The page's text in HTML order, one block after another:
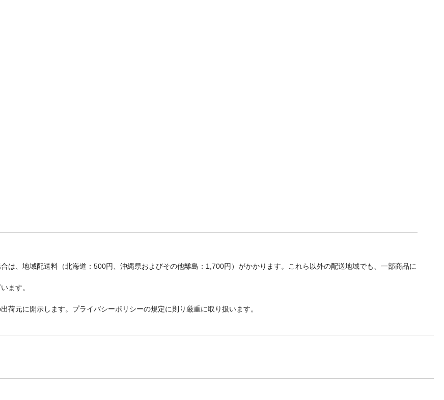
は、地域配送料（北海道：500円、沖縄県およびその他離島：1,700円）がかかります。これら以外の配送地域でも、一部商品に
ます。
荷元に開示します。プライバシーポリシーの規定に則り厳重に取り扱います。